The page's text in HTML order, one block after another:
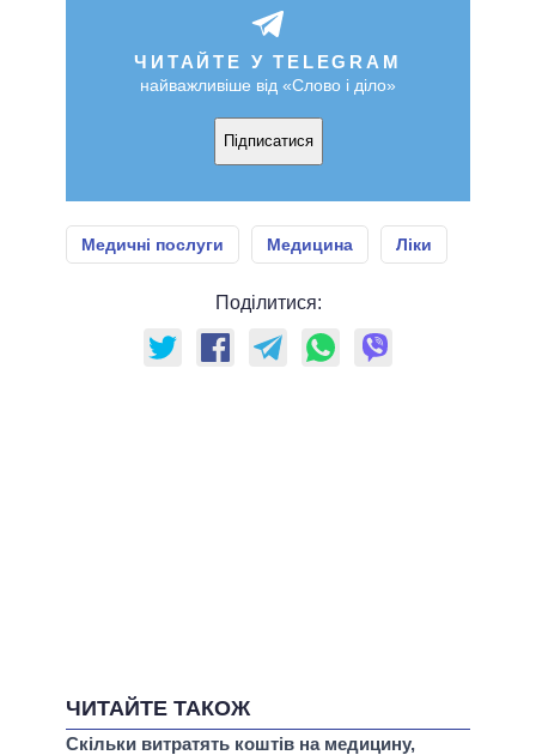
ЧИТАЙТЕ У TELEGRAM
найважливіше від «Слово і діло»
Підписатися
Медичні послуги Медицина Ліки
Поділитися:
ЧИТАЙТЕ ТАКОЖ
Скільки витратять коштів на медицину,